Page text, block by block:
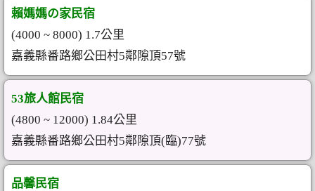
賴媽媽の家民宿
(4000 ~ 8000) 1.7公里
嘉義縣番路鄉公田村5鄰隙頂57號
53旅人館民宿
(4800 ~ 12000) 1.84公里
嘉義縣番路鄉公田村5鄰隙頂(臨)77號
品馨民宿